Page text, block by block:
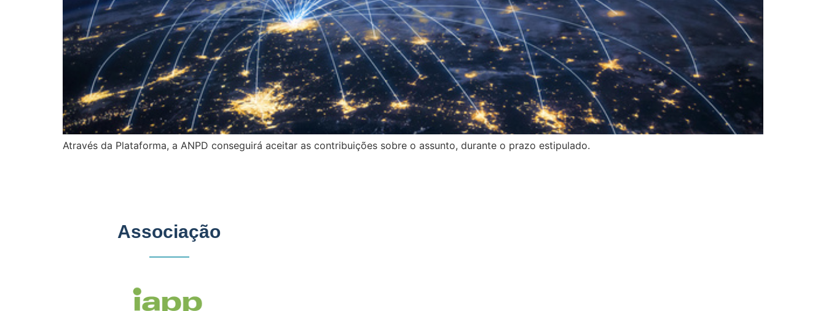
Através da Plataforma, a ANPD conseguirá aceitar as contribuições sobre o assunto, durante o prazo estipulado.
Associação